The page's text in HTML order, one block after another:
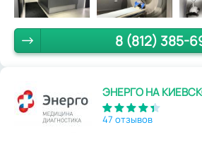
8 (812) 385-
ЭНЕРГО НА
47 отзывов